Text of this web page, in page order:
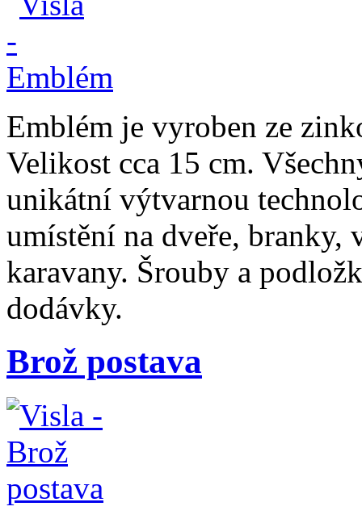
Emblém je vyroben ze
Velikost cca 15 cm.
unikátní výtvarnou
umístění na dveře, branky,
karavany. Šrouby a
dodávky.
Brož postava